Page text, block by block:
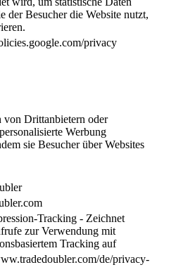
der Besucher die Website nutzt,
privacy
Drittanbietern oder
Werbung
sie Besucher über Websites
Tracking - Zeichnet
zur Verwendung mit
Tracking auf
de/privacy-